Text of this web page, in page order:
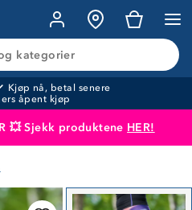
kategorier
Kjøp nå, betal senere
åpent kjøp
💥 Sjekk produktene HER!
i handlekurven